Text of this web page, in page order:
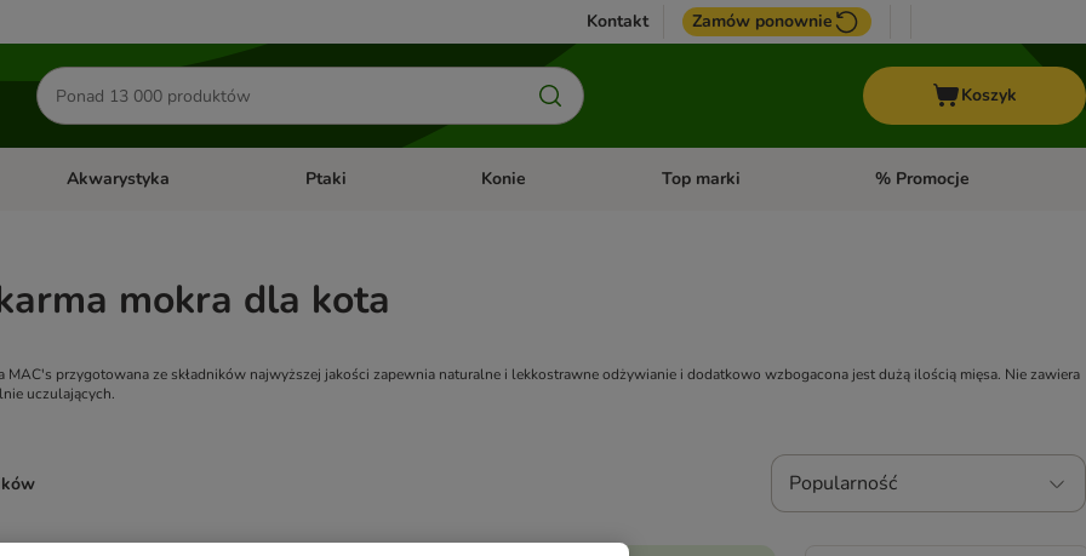
Kontakt Zamów ponownie
Szukaj
produktów
Koszyk
Otwórz menu kategorii: Małe zwierzęta
Akwarystyka Otwórz menu kategorii: Akwarystyka
Ptaki Otwórz menu kategorii: Ptaki
Konie Otwórz menu kategorii: Konie
Top marki Otwórz menu kategorii: Top
% Promocje
mokra dla kota
MAC's przygotowana ze składników najwyższej jakości zapewnia naturalne i lekkostrawne odżywianie i dodatkowo wzbogacona jest dużą ilością mięsa. Nie zawiera
uczulających.
Popularność
been changed